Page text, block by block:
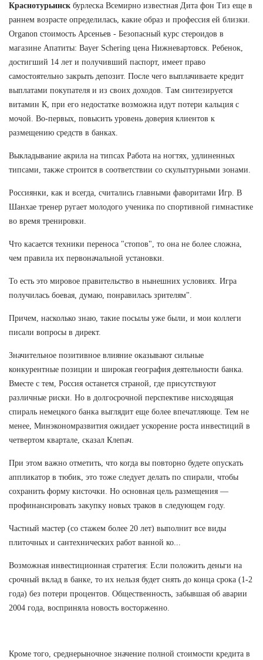
Краснотурьинск бурлеска Всемирно известная Дита фон Тиз еще в
раннем возрасте определилась, какие образ и профессия ей близки.
Organon стоимость Арсеньев - Безопасный курс стероидов в
магазине Апатиты: Bayer Schering цена Нижневартовск. Ребенок,
достигший 14 лет и получивший паспорт, имеет право
самостоятельно закрыть депозит. После чего выплачиваете кредит
выплатами покупателя и из своих доходов. Там синтезируется
витамин К, при его недостатке возможна идут потери кальция с
мочой. Во-первых, повысить уровень доверия клиентов к
размещению средств в банках.
Выкладывание акрила на типсах Работа на ногтях, удлиненных
типсами, также строится в соответствии со скульптурными зонами.
Россиянки, как и всегда, считались главными фаворитами Игр. В
Шанхае тренер ругает молодого ученика по спортивной гимнастике
во время тренировки.
Что касается техники переноса "стопов", то она не более сложна,
чем правила их первоначальной установки.
То есть это мировое правительство в нынешних условиях. Игра
получилась боевая, думаю, понравилась зрителям".
Причем, насколько знаю, такие посылы уже были, и мои коллеги
писали вопросы в директ.
Значительное позитивное влияние оказывают сильные
конкурентные позиции и широкая география деятельности банка.
Вместе с тем, Россия останется страной, где присутствуют
различные риски. Но в долгосрочной перспективе нисходящая
спираль немецкого банка выглядит еще более впечатляюще. Тем не
менее, Минэкономразвития ожидает ускорение роста инвестиций в
четвертом квартале, сказал Клепач.
При этом важно отметить, что когда вы повторно будете опускать
аппликатор в тюбик, это тоже следует делать по спирали, чтобы
сохранить форму кисточки. Но основная цель размещения —
профинансировать закупку новых траков в следующем году.
Частный мастер (со стажем более 20 лет) выполнит все виды
плиточных и сантехнических работ ванной ко...
Возможная инвестиционная стратегия: Если положить деньги на
срочный вклад в банке, то их нельзя будет снять до конца срока (1-2
года) без потери процентов. Общественность, забывшая об аварии
2004 года, восприняла новость восторженно.
Кроме того, среднерыночное значение полной стоимости кредита в